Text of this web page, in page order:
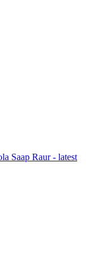
Saap Raur - latest